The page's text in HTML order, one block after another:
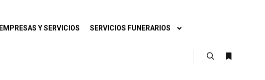
EMPRESAS Y SERVICIOS SERVICIOS FUNERARIOS